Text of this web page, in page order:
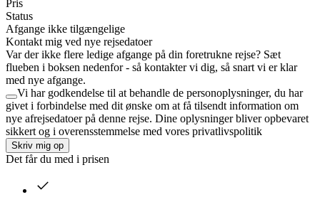
Pris
Status
Afgange ikke tilgængelige
Kontakt mig ved nye rejsedatoer
Var der ikke flere ledige afgange på din foretrukne rejse? Sæt
flueben i boksen nedenfor - så kontakter vi dig, så snart vi er klar
med nye afgange.
Vi har godkendelse til at behandle de personoplysninger, du har
givet i forbindelse med dit ønske om at få tilsendt information om
nye afrejsedatoer på denne rejse. Dine oplysninger bliver opbevaret
sikkert og i overensstemmelse med vores privatlivspolitik
Skriv mig op
Det får du med i prisen